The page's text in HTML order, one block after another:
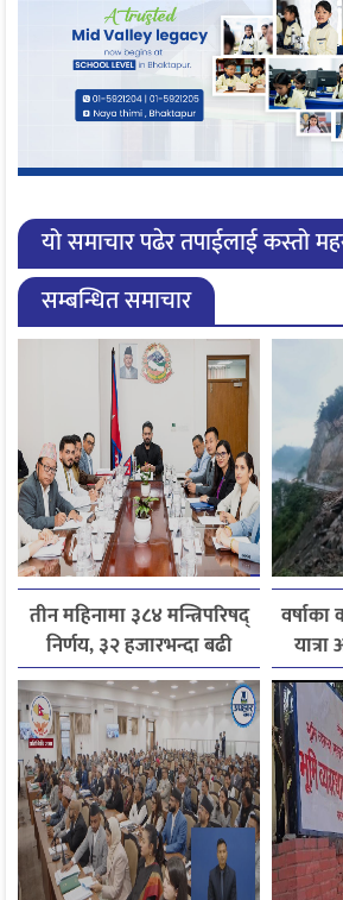
यो समाचार पढेर तपाईलाई कस्तो
सम्बन्धित समाचार
तीन महिनामा ३८४ मन्त्रिपरिषद्
निर्णय, ३२ हजारभन्दा बढी
गुनासो फर्छ्योट